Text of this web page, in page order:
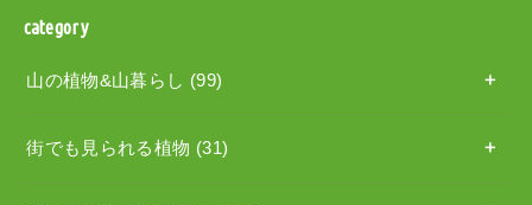
category
山の植物&山暮らし (99)
街でも見られる植物 (31)